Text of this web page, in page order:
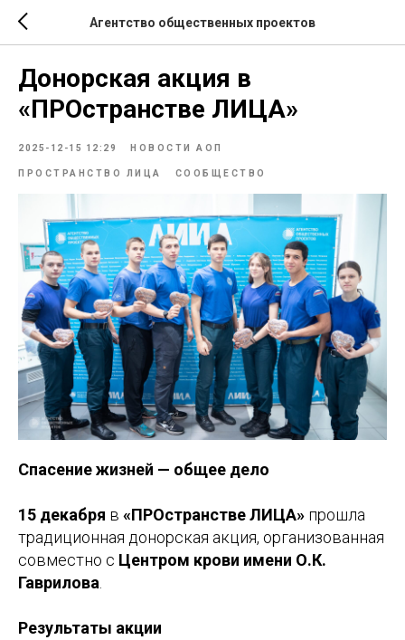
Агентство общественных проектов
Донорская акция в
«ПРОстранстве ЛИЦА»
2025-12-15 12:29 НОВОСТИ АОП
ПРОСТРАНСТВО ЛИЦА СООБЩЕСТВО
Спасение жизней — общее дело
15 декабря в «ПРОстранстве ЛИЦА» прошла
традиционная донорская акция, организованная
совместно с Центром крови имени О.К.
Гаврилова
Результаты акции